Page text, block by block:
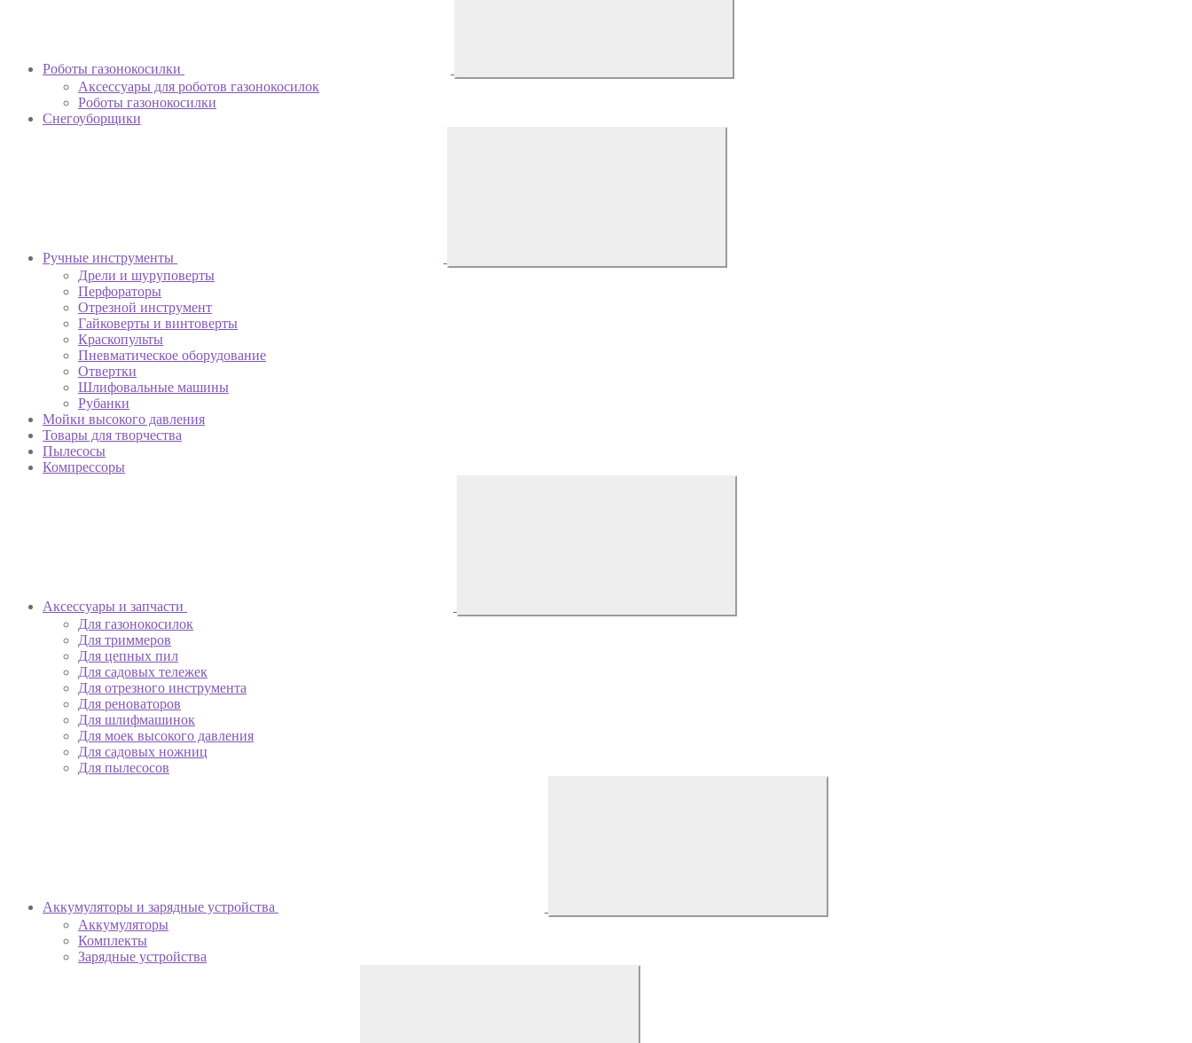
Роботы газонокосилки
Аксессуары для роботов газонокосилок
Роботы газонокосилки
Снегоуборщики
Ручные инструменты
Дрели и шуруповерты
Перфораторы
Отрезной инструмент
Гайковерты и винтоверты
Краскопульты
Пневматическое оборудование
Отвертки
Шлифовальные машины
Рубанки
Мойки высокого давления
Товары для творчества
Пылесосы
Компрессоры
Аксессуары и запчасти
Для газонокосилок
Для триммеров
Для цепных пил
Для садовых тележек
Для отрезного инструмента
Для реноваторов
Для шлифмашинок
Для моек высокого давления
Для садовых ножниц
Для пылесосов
Аккумуляторы и зарядные устройства
Аккумуляторы
Комплекты
Зарядные устройства